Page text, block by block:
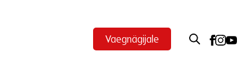
Vaegnägijale